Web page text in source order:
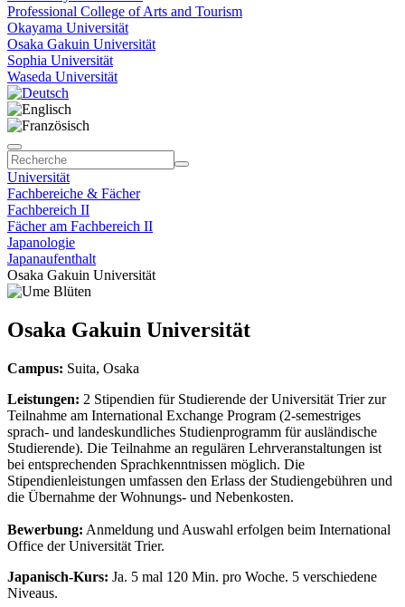
Professional College of Arts and Tourism
Okayama Universität
Osaka Gakuin Universität
Sophia Universität
Waseda Universität
Universität
Fachbereiche & Fächer
Fachbereich II
Fächer am Fachbereich II
Japanologie
Japanaufenthalt
Osaka Gakuin Universität
Osaka Gakuin Universität
Campus: Suita, Osaka
Leistungen: 2 Stipendien für Studierende der Universität Trier zur
Teilnahme am International Exchange Program (2-semestriges
sprach- und landeskundliches Studienprogramm für ausländische
Studierende). Die Teilnahme an regulären Lehrveranstaltungen ist
bei entsprechenden Sprachkenntnissen möglich. Die
Stipendienleistungen umfassen den Erlass der Studiengebühren und
die Übernahme der Wohnungs- und Nebenkosten.
Bewerbung: Anmeldung und Auswahl erfolgen beim International
Office der Universität Trier.
Japanisch-Kurs: Ja. 5 mal 120 Min. pro Woche. 5 verschiedene
Niveaus.